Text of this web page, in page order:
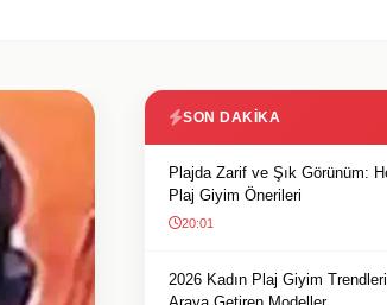
SON DAKIKA
Plajda Zarif ve Şık Görünüm:
Plaj Giyim Önerileri
20:01
2026 Kadın Plaj Giyim